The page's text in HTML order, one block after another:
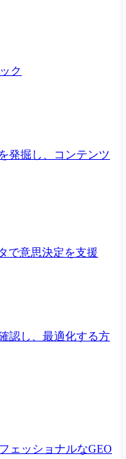
ク
発掘し、コンテンツ
で意思決定を支援
認し、最適化する方
ェッショナルなGEO